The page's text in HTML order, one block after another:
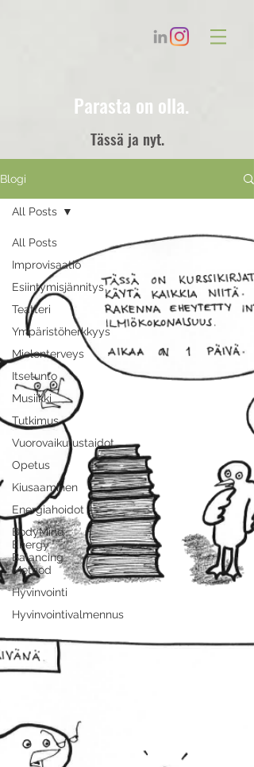
Parasta on olla.
Tässä ja nyt.
Blogi
All Posts
Improvisaatio
Esiintymisjännitys
Teatteri
Ympäristöherkkyys
Mielenterveys
Itsetunto
Musiikki
Tutkimus
Vuorovaikutustaidot
Opetus
Kiusaaminen
Energiahoidot
BodyMind
Energy
Balancing
Method
Hyvinvointi
Hyvinvointivalmennus
All Posts